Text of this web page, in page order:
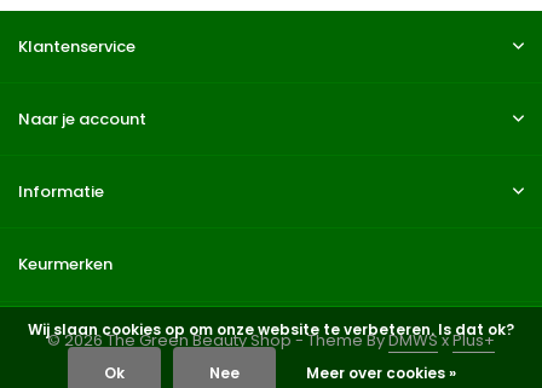
Klantenservice
Naar je account
Informatie
Keurmerken
© 2026 The Green Beauty Shop - Theme ByDMWSxPlus+
Wij slaan cookies op om onze website te verbeteren. Is dat ok?
Ok Nee Meer over cookies »